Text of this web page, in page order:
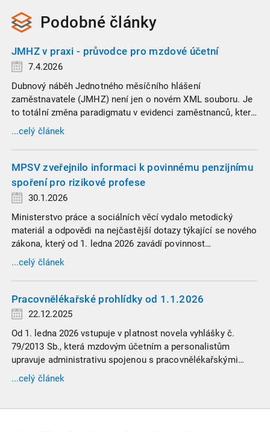
Podobné články
JMHZ v praxi - průvodce pro mzdové účetní
7.4.2026
Dubnový náběh Jednotného měsíčního hlášení
zaměstnavatele (JMHZ) není jen o novém XML souboru. Je
to totální změna paradigmatu v evidenci zaměstnanců, která
propojuje sociální správu, finanční úřady a úřady práce do
jednoho nekompromisního celku
...celý článek
MPSV zveřejnilo informaci k povinnému penzijnímu
spoření pro rizikové profese
30.1.2026
Ministerstvo práce a sociálních věcí vydalo metodický
materiál a odpovědi na nejčastější dotazy týkající se nového
zákona, který od 1. ledna 2026 zavádí povinnost
zaměstnavatelů přispívat na spoření na stáří zaměstnancům
v náročných profesích.
...celý článek
Pracovnělékařské prohlídky od 1.1.2026
22.12.2025
Od 1. ledna 2026 vstupuje v platnost novela vyhlášky č.
79/2013 Sb., která mzdovým účetním a personalistům
upravuje administrativu spojenou s pracovnělékařskými
prohlídkami. Vybrali jsme tři zásadní změny, které ovlivní
vaši každodenní praxi, a stručný přehled ostatních novinek.
...celý článek